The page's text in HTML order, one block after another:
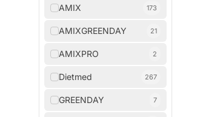
AMIX 173
AMIXGREENDAY 21
AMIXPRO 2
Dietmed 267
GREENDAY 7